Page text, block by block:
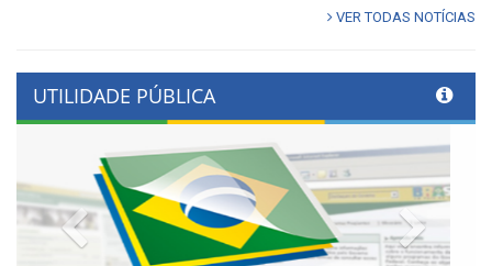
VER TODAS NOTÍCIAS
UTILIDADE PÚBLICA
Previous